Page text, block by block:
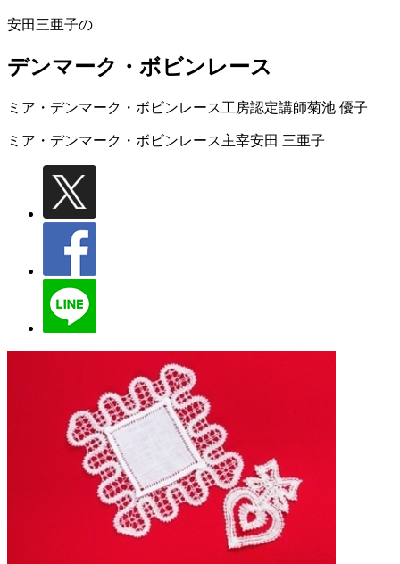
安田三亜子の
デンマーク・ボビンレース
ミア・デンマーク・ボビンレース工房認定講師菊池 優子
ミア・デンマーク・ボビンレース主宰安田 三亜子